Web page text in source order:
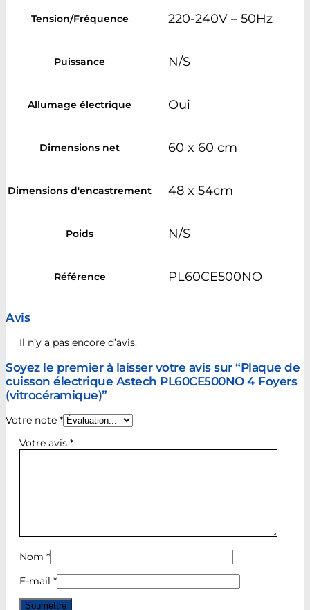
Tension/Fréquence 220-240V – 50Hz
Puissance N/S
Allumage électrique Oui
Dimensions net 60 x 60 cm
Dimensions d'encastrement 48 x 54cm
Poids N/S
Référence PL60CE500NO
Avis
Il n’y a pas encore d’avis.
Soyez le premier à laisser votre avis sur “Plaque de
cuisson électrique Astech PL60CE500NO 4 Foyers
(vitrocéramique)”
Votre note *
Votre avis *
Nom *
E-mail *